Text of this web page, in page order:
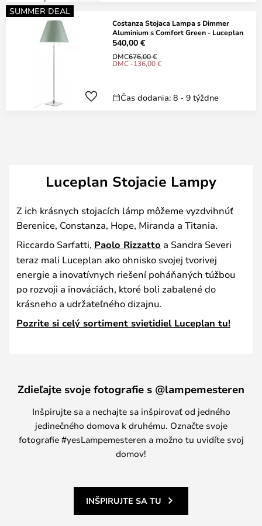
SUMMER DEAL
Costanza Stojaca Lampa s Dimmer
Aluminium s Comfort Green - Luceplan
540,00 €
DMC676,00 €
DMC -136,00 €
Čas dodania: 8 - 9 týždne
Luceplan Stojacie Lampy
Z ich krásnych stojacích lámp môžeme vyzdvihnúť
Berenice, Constanza, Hope, Miranda a Titania.
Riccardo Sarfatti, Paolo Rizzatto a Sandra Severi
teraz mali Luceplan ako ohnisko svojej tvorivej
energie a inovatívnych riešení poháňaných túžbou
po rozvoji a inováciách, ktoré boli zabalené do
krásneho a udržateľného dizajnu.
Pozrite si celý sortiment svietidiel Luceplan tu!
Zdieľajte svoje fotografie s @lampemesteren
Inšpirujte sa a nechajte sa inšpirovať od jedného
jedinečného domova k druhému. Označte svoje
fotografie #yesLampemesteren a možno tu uvidíte svoj
domov!
INŠPIRUJTE SA TU